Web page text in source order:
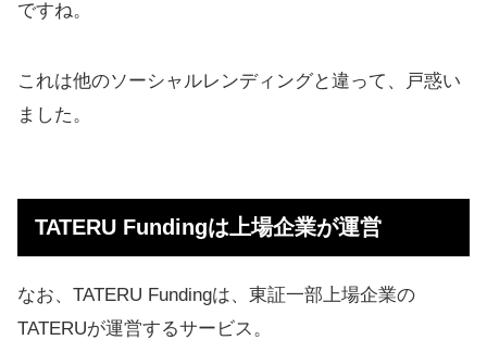
ですね。
これは他のソーシャルレンディングと違って、戸惑い
ました。
TATERU Fundingは上場企業が運営
なお、TATERU Fundingは、東証一部上場企業の
TATERUが運営するサービス。